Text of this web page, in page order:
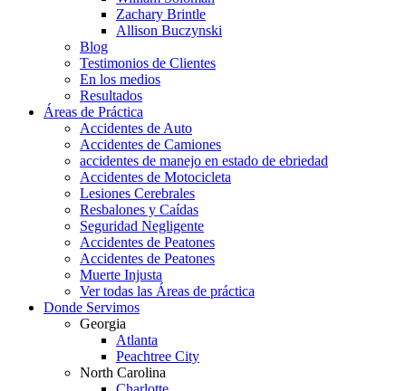
Zachary Brintle
Allison Buczynski
Blog
Testimonios de Clientes
En los medios
Resultados
Áreas de Práctica
Accidentes de Auto
Accidentes de Camiones
accidentes de manejo en estado de ebriedad
Accidentes de Motocicleta
Lesiones Cerebrales
Resbalones y Caídas
Seguridad Negligente
Accidentes de Peatones
Accidentes de Peatones
Muerte Injusta
Ver todas las Áreas de práctica
Donde Servimos
Georgia
Atlanta
Peachtree City
North Carolina